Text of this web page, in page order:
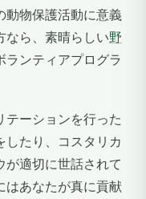
動物保護活動に意義
なら、素晴らしい野
ランティアプログラ
テーションを行った
したり、コスタリカ
が適切に世話されて
はあなたが真に貢献